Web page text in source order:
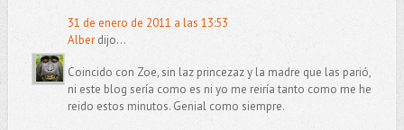
31 de enero de 2011 a las 13:53
Alberdijo...
Coincido con Zoe, sin laz princezaz y la madre que las parió,
ni este blog sería como es ni yo me reiría tanto como me he
reido estos minutos. Genial como siempre.